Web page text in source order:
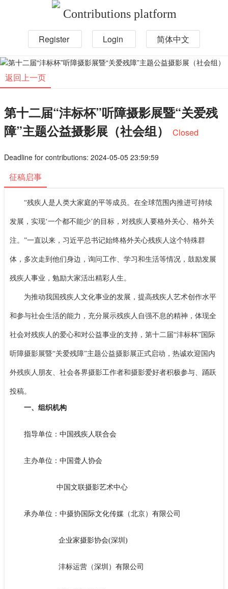
Contributions platform
Register Login 简体中文
返回上一页
第十二届“沣标杯”听障摄影展暨“关爱残
障”主题公益摄影展（社会组）
Closed
Deadline for contributions: 2024-05-05 23:59:59
征稿启事
“残疾人是人类大家庭的平等成员。在全球范围内推进可持续
发展，实现‘一个都不能少’的目标，对残疾人要格外关心、格外关
注。”一直以来，习近平总书记始终格外关心残疾人这个特殊群
体，多次走到他们身边，询问工作、学习和生活等情况，鼓励发展
残疾人事业，勉励大家活出精彩人生。
为推动我国残疾人文化事业的发展，提高残疾人艺术创作水平
和参与社会生活的能力，充分展示残疾人自强不息的精神，体现全
社会对残疾人的爱心和对公益事业的支持，第十二届“沣标杯”国际
听障摄影展暨“关爱残障”主题公益摄影展正式启动，热诚欢迎国内
外残疾人朋友、社会各界摄影工作者和摄影爱好者积极参与、踊跃
投稿。
一、组织机构
指导单位：中国残疾人联合会
主办单位：中国聋人协会
中国文联摄影艺术中心
承办单位：中摄协国际文化传媒（北京）有限公司
企业家摄影协会(深圳)
沣标运营（深圳）有限公司